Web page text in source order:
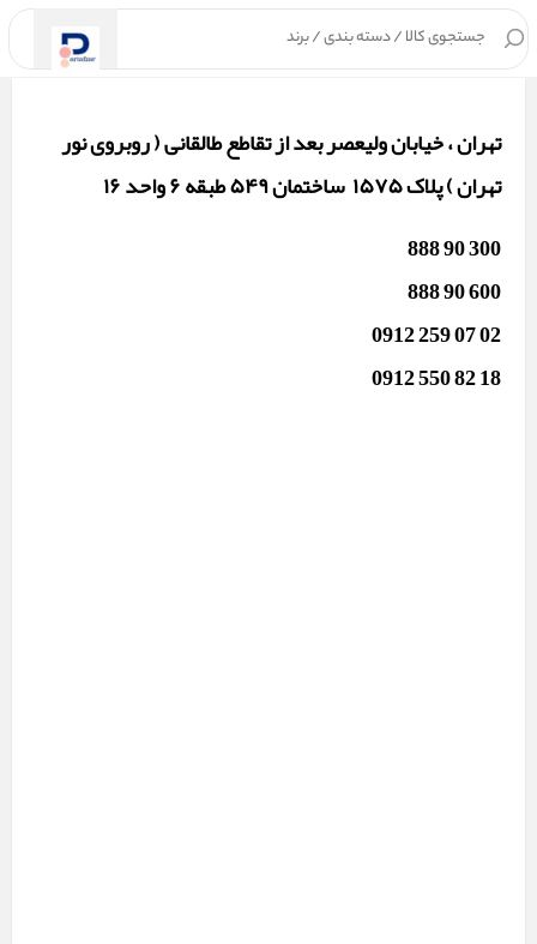
تهران ، خیابان ولیعصر بعد از تقاطع طالقانی( روبروی نور
تهران )پلاک ۱۵۷۵ ساختمان ۵۴۹ طبقه ۶ واحد ۱۶
300 90 888
600 90 888
02 07 259 0912
18 82 550 0912